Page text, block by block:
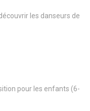
les danseurs de
pour les enfants (6-